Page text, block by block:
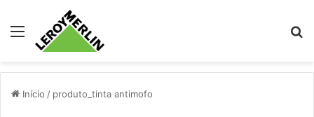
Menu
Início / produto_tinta antimofo